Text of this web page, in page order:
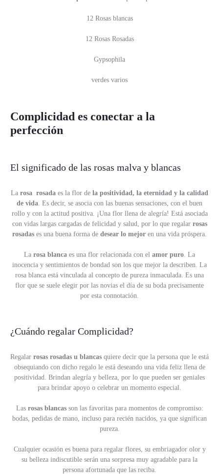
12 Rosas blancas
12 Rosas Rosadas
Gypsophila
verdes varios
Complicidad es conectar a la
perfección
El significado de las rosas malva y blancas
La rosa rosada es la flor de la positividad, la eternidad y la calidad
de vida . Es decir, se asocia con las buenas sensaciones, con el buen
rollo y con la actitud positiva. ¡Una flor llena de alegría! Está asociada
con vidas largas cargadas de felicidad y salud, por lo que regalar rosas
rosadas es una buena forma de desear lo mejor en una vida próspera.
La rosa blanca es una flor relacionada con el amor puro . La
inocencia y sentimientos de bondad son los que mejor la describen. La
rosa blanca está vinculada al concepto de pureza inmaculada. Es una
flor que se suele elegir por las novias el día de su boda precisamente
por esta connotación.
¿Cuándo regalar Complicidad?
Regalar rosas rosadas u blancas quiere decir que la persona que le está
obsequiando con dicho regalo le está deseando una vida feliz llena de
positividad. Brindan alegría y belleza, por lo que pueden ser geniales
para brindar apoyo o celebrar un momento especial.
Lasrosas blancasson las favoritas para momentos de compromiso:
bodas, pedidas de mano, incluso para recién nacidos, ya que significan
pureza.
Cualquier ocasión es buena para regalar flores, su embriagador olor y
su belleza indiscutible serán una sorpresa muy agradable para la
persona afortunada que las reciba.